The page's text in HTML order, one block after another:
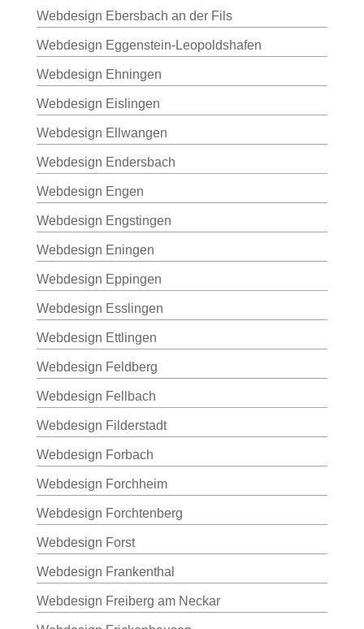
Webdesign Ebersbach an der Fils
Webdesign Eggenstein-Leopoldshafen
Webdesign Ehningen
Webdesign Eislingen
Webdesign Ellwangen
Webdesign Endersbach
Webdesign Engen
Webdesign Engstingen
Webdesign Eningen
Webdesign Eppingen
Webdesign Esslingen
Webdesign Ettlingen
Webdesign Feldberg
Webdesign Fellbach
Webdesign Filderstadt
Webdesign Forbach
Webdesign Forchheim
Webdesign Forchtenberg
Webdesign Forst
Webdesign Frankenthal
Webdesign Freiberg am Neckar